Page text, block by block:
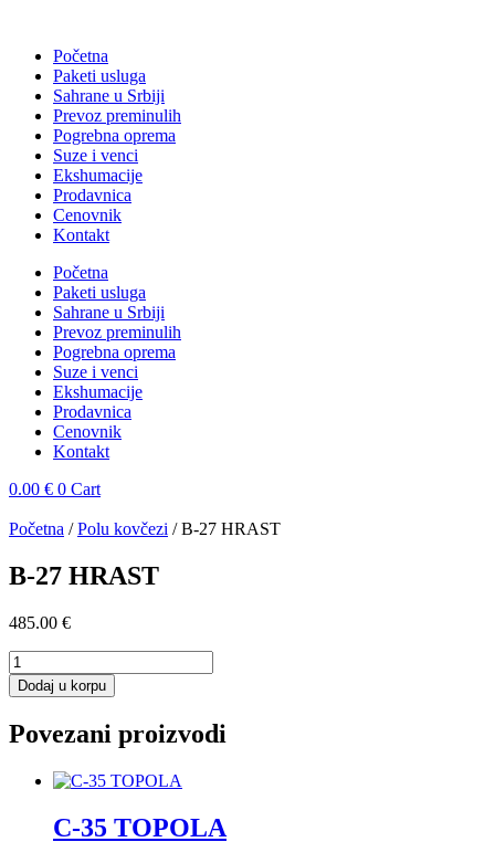
sadržajPočetna
Paketi usluga
Sahrane u Srbiji
Prevoz preminulih
Pogrebna oprema
Suze i venci
Ekshumacije
Prodavnica
Cenovnik
Kontakt
Početna
Paketi usluga
Sahrane u Srbiji
Prevoz preminulih
Pogrebna oprema
Suze i venci
Ekshumacije
Prodavnica
Cenovnik
Kontakt
0.00 € 0 Cart
Početna /Polu kovčezi / B-27 HRAST
B-27 HRAST
485.00 €
B-
27
HRAST
Dodaj u korpu
Povezani proizvodi
C-35 TOPOLA